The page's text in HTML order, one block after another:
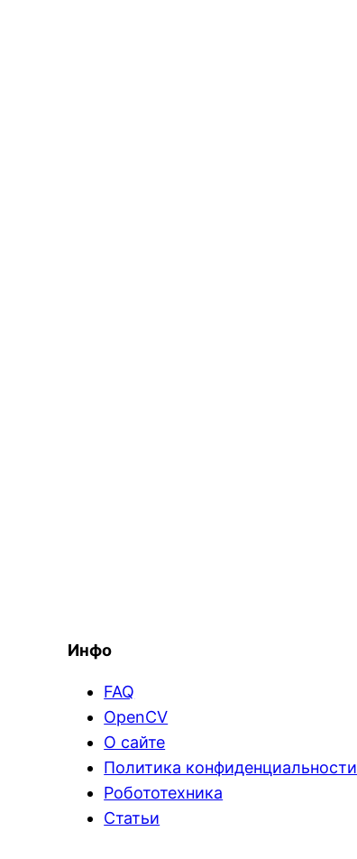
Инфо
FAQ
OpenCV
О сайте
Политика конфиденциальности
Робототехника
Статьи